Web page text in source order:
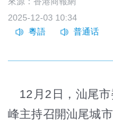
2025-12-03 10:34
12月2日，汕尾市
峰主持召開汕尾城